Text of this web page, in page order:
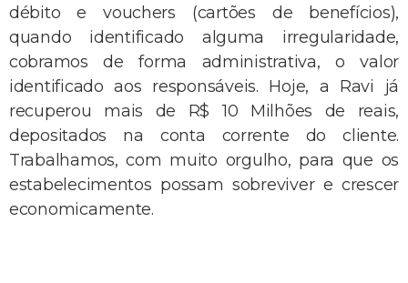
débito e vouchers (cartões de benefícios),
quando identificado alguma irregularidade,
cobramos de forma administrativa, o valor
identificado aos responsáveis. Hoje, a Ravi já
recuperou mais de R$ 10 Milhões de reais,
depositados na conta corrente do cliente.
Trabalhamos, com muito orgulho, para que os
estabelecimentos possam sobreviver e crescer
economicamente.